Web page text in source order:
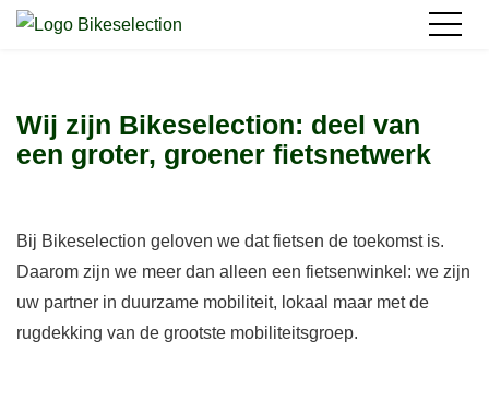
Wij zijn Bikeselection: deel van
een groter, groener fietsnetwerk
Bij Bikeselection geloven we dat fietsen de toekomst is.
Daarom zijn we meer dan alleen een fietsenwinkel: we zijn
uw partner in duurzame mobiliteit, lokaal maar met de
rugdekking van de grootste mobiliteitsgroep.